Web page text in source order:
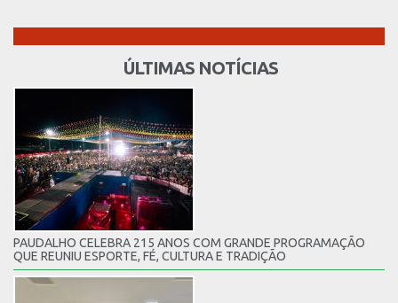
ÚLTIMAS NOTÍCIAS
PAUDALHO CELEBRA 215 ANOS COM GRANDE PROGRAMAÇÃO
QUE REUNIU ESPORTE, FÉ, CULTURA E TRADIÇÃO